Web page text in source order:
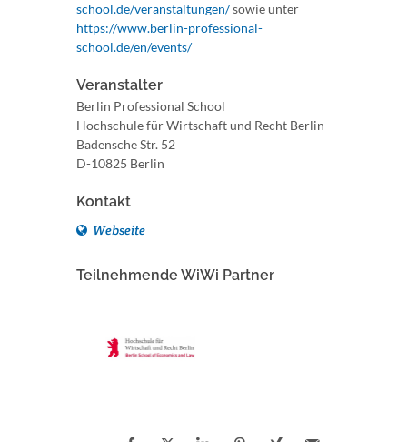
school.de/veranstaltungen/sowie unter
https://www.berlin-professional-
school.de/en/events/
Veranstalter
Berlin Professional School
Hochschule für Wirtschaft und Recht Berlin
Badensche Str. 52
D-10825 Berlin
Kontakt
Webseite
Teilnehmende WiWi Partner